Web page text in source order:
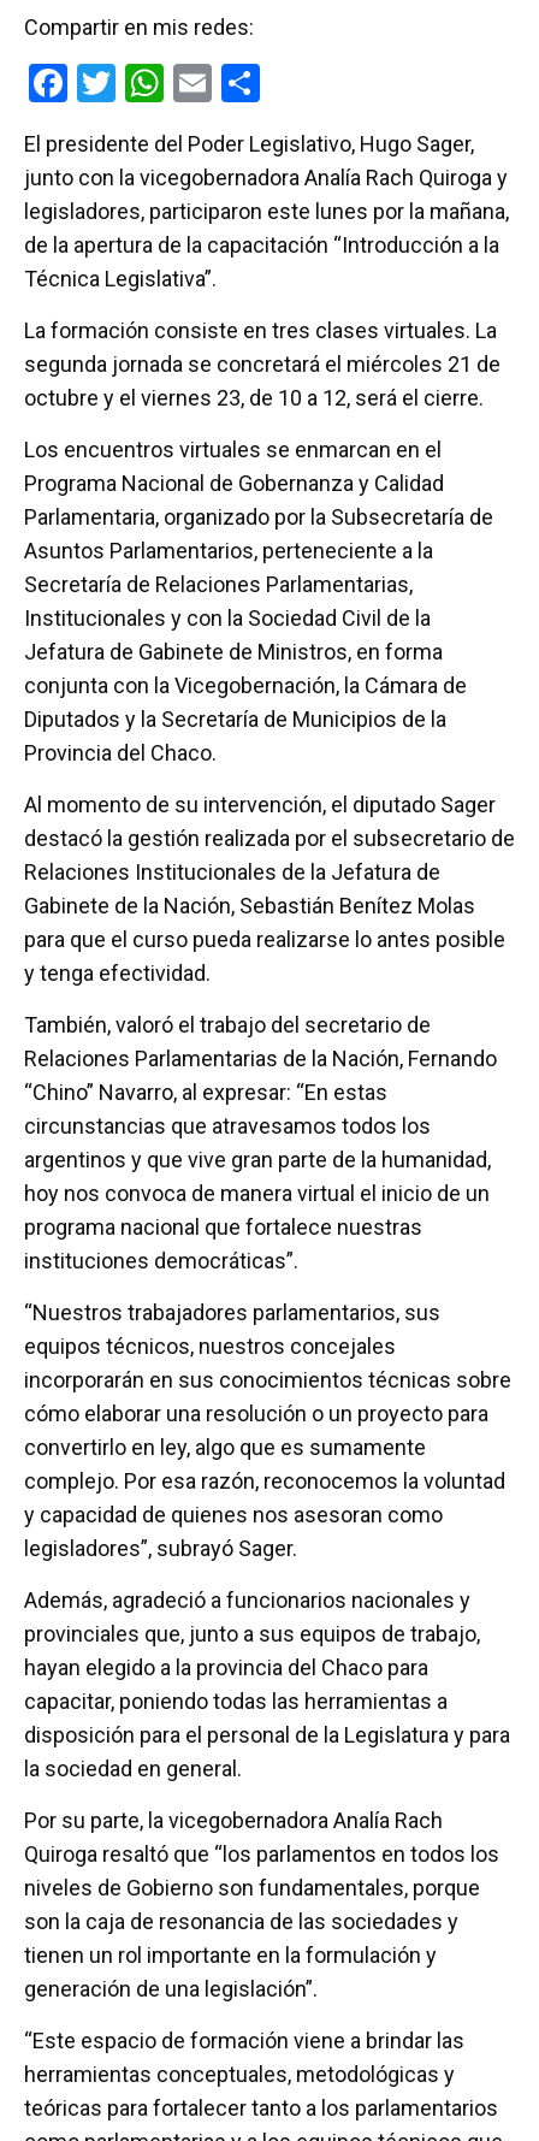
Compartir en mis redes:
F
ce
b
o
o
k
T
tt
er
W
at
s
A
p
p
E
ail m
p
ar
El presidente del Poder Legislativo, Hugo Sager,
junto con la vicegobernadora Analía Rach Quiroga y
legisladores, participaron este lunes por la mañana,
de la apertura de la capacitación “Introducción a la
Técnica Legislativa”.
La formación consiste en tres clases virtuales. La
segunda jornada se concretará el miércoles 21 de
octubre y el viernes 23, de 10 a 12, será el cierre.
Los encuentros virtuales se enmarcan en el
Programa Nacional de Gobernanza y Calidad
Parlamentaria, organizado por la Subsecretaría de
Asuntos Parlamentarios, perteneciente a la
Secretaría de Relaciones Parlamentarias,
Institucionales y con la Sociedad Civil de la
Jefatura de Gabinete de Ministros, en forma
conjunta con la Vicegobernación, la Cámara de
Diputados y la Secretaría de Municipios de la
Provincia del Chaco.
Al momento de su intervención, el diputado Sager
destacó la gestión realizada por el subsecretario de
Relaciones Institucionales de la Jefatura de
Gabinete de la Nación, Sebastián Benítez Molas
para que el curso pueda realizarse lo antes posible
y tenga efectividad.
También, valoró el trabajo del secretario de
Relaciones Parlamentarias de la Nación, Fernando
“Chino” Navarro, al expresar: “En estas
circunstancias que atravesamos todos los
argentinos y que vive gran parte de la humanidad,
hoy nos convoca de manera virtual el inicio de un
programa nacional que fortalece nuestras
instituciones democráticas”.
“Nuestros trabajadores parlamentarios, sus
equipos técnicos, nuestros concejales
incorporarán en sus conocimientos técnicas sobre
cómo elaborar una resolución o un proyecto para
convertirlo en ley, algo que es sumamente
complejo. Por esa razón, reconocemos la voluntad
y capacidad de quienes nos asesoran como
legisladores”, subrayó Sager.
Además, agradeció a funcionarios nacionales y
provinciales que, junto a sus equipos de trabajo,
hayan elegido a la provincia del Chaco para
capacitar, poniendo todas las herramientas a
disposición para el personal de la Legislatura y para
la sociedad en general.
Por su parte, la vicegobernadora Analía Rach
Quiroga resaltó que “los parlamentos en todos los
niveles de Gobierno son fundamentales, porque
son la caja de resonancia de las sociedades y
tienen un rol importante en la formulación y
generación de una legislación”.
“Este espacio de formación viene a brindar las
herramientas conceptuales, metodológicas y
teóricas para fortalecer tanto a los parlamentarios